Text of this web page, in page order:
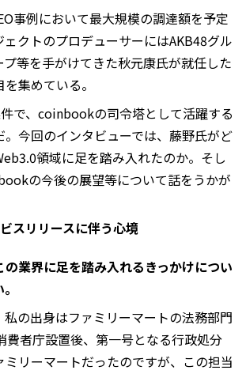
事例において最大規模の調達額を予定
ェクトのプロデューサーにはAKB48グル
等を手がけてきた秋元康氏が就任した
集めている。
で、coinbookの司令塔として活躍する
。今回のインタビューでは、藤野氏がど
領域に足を踏み入れたのか。そし
の今後の展望等について話をうかが
スリリースに伴う心境
業界に足を踏み入れるきっかけについ
私の出身はファミリーマートの法務部門
費者庁設置後、第一号となる行政処分
ミリーマートだったのですが、この担当